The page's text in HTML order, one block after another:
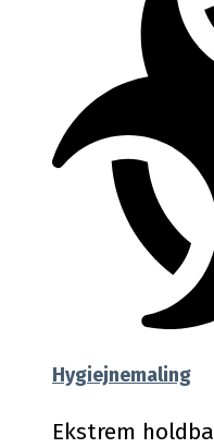
Hygiejnemaling
Ekstrem